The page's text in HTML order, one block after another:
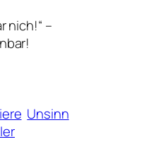
nich!“ –
Unsinn